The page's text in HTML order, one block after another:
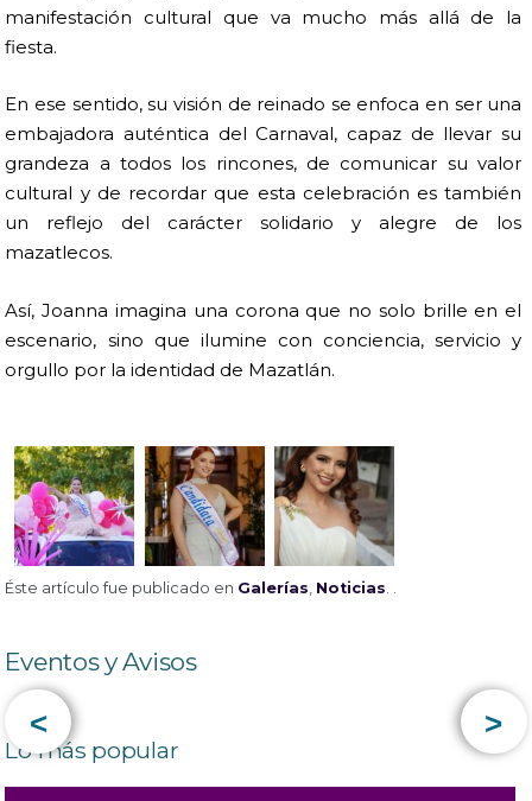
manifestación cultural que va mucho más allá de la
fiesta.
En ese sentido, su visión de reinado se enfoca en ser una
embajadora auténtica del Carnaval, capaz de llevar su
grandeza a todos los rincones, de comunicar su valor
cultural y de recordar que esta celebración es también
un reflejo del carácter solidario y alegre de los
mazatlecos.
Así, Joanna imagina una corona que no solo brille en el
escenario, sino que ilumine con conciencia, servicio y
orgullo por la identidad de Mazatlán.
Éste artículo fue publicado en Galerías Noticias
Eventos y Avisos
< >
Lo más popular